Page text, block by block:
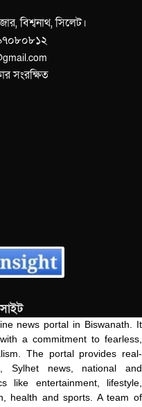
বিশ্বনাথ, সিলেট।
সংরক্ষিত
news portal in Biswanath. It
a commitment to fearless,
The portal provides real-
Sylhet news, national and
like entertainment, lifestyle,
health and sports. A team of